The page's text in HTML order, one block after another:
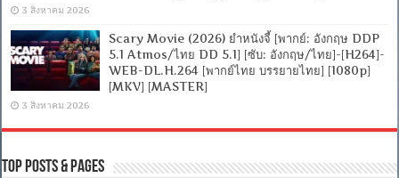
3 สิงหาคม 2026
Scary Movie (2026) ยำหนังจี้ [พากย์: อังกฤษ DDP
5.1 Atmos/ไทย DD 5.1] [ซับ: อังกฤษ/ไทย]-[H264]-
WEB-DL.H.264 [พากย์ไทย บรรยายไทย] [1080p]
[MKV] [MASTER]
3 สิงหาคม 2026
Top Posts & Pages